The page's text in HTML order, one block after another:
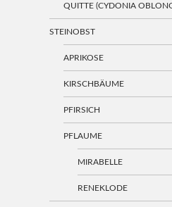
QUITTE (CYDONIA
STEINOBST
APRIKOSE
KIRSCHBÄUME
PFIRSICH
PFLAUME
MIRABELLE
RENEKLODE